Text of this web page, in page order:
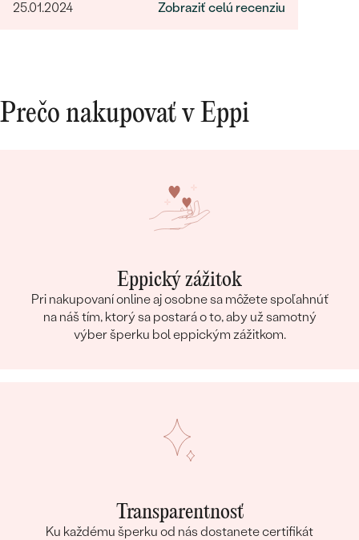
25.01.2024
Zobraziť celú recenziu
Prečo nakupovať v Eppi
Eppický zážitok
Pri nakupovaní online aj osobne sa môžete spoľahnúť
na náš tím, ktorý sa postará o to, aby už samotný
výber šperku bol eppickým zážitkom.
Transparentnosť
Ku každému šperku od nás dostanete certifikát